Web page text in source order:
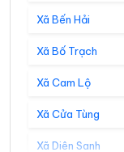
Xã Bến Hải
Xã Bố Trạch
Xã Cam Lộ
Xã Cửa Tùng
Xã Diên Sanh